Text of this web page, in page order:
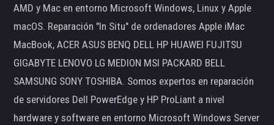
AMD y Mac en entorno Microsoft Windows, Linux y Apple
macOS. Reparación "In Situ" de ordenadores Apple iMac
MacBook, ACER ASUS BENQ DELL HP HUAWEI FUJITSU
GIGABYTE LENOVO LG MEDION MSI PACKARD BELL
SAMSUNG SONY TOSHIBA. Somos expertos en reparación
de servidores Dell PowerEdge y HP ProLiant a nivel
hardware y software en entorno Microsoft Windows Server